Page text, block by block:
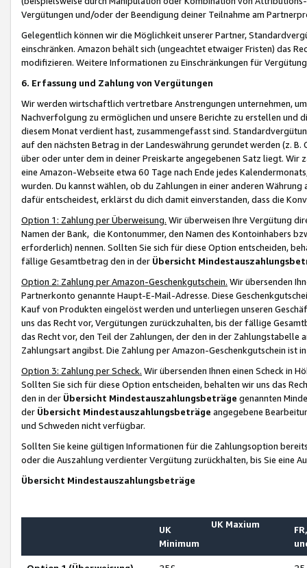
Vergütungen und/oder der Beendigung deiner Teilnahme am
Gelegentlich können wir die Möglichkeit unserer Partner,
einschränken. Amazon behält sich (ungeachtet etwaiger Fristen) das
modifizieren. Weitere Informationen zu Einschränkungen für
6. Erfassung und Zahlung von Vergütungen
Wir werden wirtschaftlich vertretbare Anstrengungen unternehmen,
Nachverfolgung zu ermöglichen und unsere Berichte zu erstellen und
diesem Monat verdient hast, zusammengefasst sind.
auf den nächsten Betrag in der Landeswährung gerundet werden (z.
über oder unter dem in deiner Preiskarte angegebenen Satz liegt.
eine Amazon-Webseite etwa 60 Tage nach Ende jedes
wurden. Du kannst wählen, ob du Zahlungen in einer anderen
dafür entscheidest, erklärst du dich damit einverstanden, dass die
Option 1: Zahlung per Überweisung. Wir überweisen Ihre Vergütung
Namen der Bank, die Kontonummer, den Namen des Kontoinhabers
erforderlich) nennen. Sollten Sie sich für diese Option entscheiden,
fällige Gesamtbetrag den in der Übersicht
Option 2: Zahlung per Amazon-Geschenkgutschein. Wir übersenden
Partnerkonto genannte Haupt-E-Mail-Adresse. Diese
Kauf von Produkten eingelöst werden und unterliegen unseren
uns das Recht vor, Vergütungen zurückzuhalten, bis der fällige
das Recht vor, den Teil der Zahlungen, der den in der
Zahlungsart angibst. Die Zahlung per Amazon-Geschenkgutschein ist
Option 3: Zahlung per Scheck. Wir übersenden Ihnen einen Scheck in
Sollten Sie sich für diese Option entscheiden, behalten wir uns das
den in der Übersicht Mindestauszahlungsbeträge genannten
der Übersicht Mindestauszahlungsbeträge angegebene
und Schweden nicht verfügbar.
Sollten Sie keine gültigen Informationen für die Zahlungsoption
oder die Auszahlung verdienter Vergütung zurückhalten, bis Sie
Übersicht Mindestauszahlungsbeträge
UK
Minimum
UK Maxium